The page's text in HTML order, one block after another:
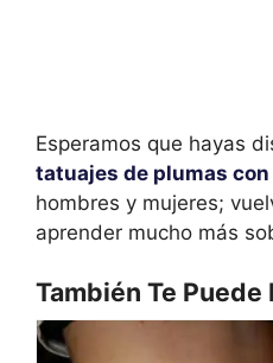
Esperamos que hayas
tatuajes de plumas
hombres y mujeres;
aprender mucho más
También Te